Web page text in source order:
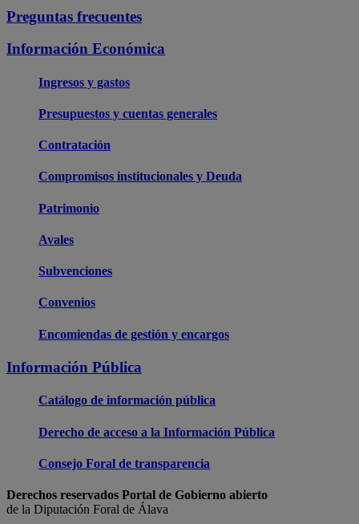
Preguntas frecuentes
Información Económica
Ingresos y gastos
Presupuestos y cuentas generales
Contratación
Compromisos institucionales y Deuda
Patrimonio
Avales
Subvenciones
Convenios
Encomiendas de gestión y encargos
Información Pública
Catálogo de información pública
Derecho de acceso a la Información Pública
Consejo Foral de transparencia
Derechos reservados Portal de Gobierno abierto
de la Diputación Foral de Álava